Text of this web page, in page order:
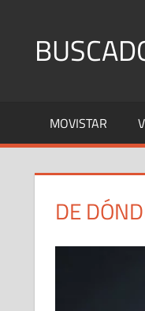
contenido
Fijos
y
MOVISTAR
DE